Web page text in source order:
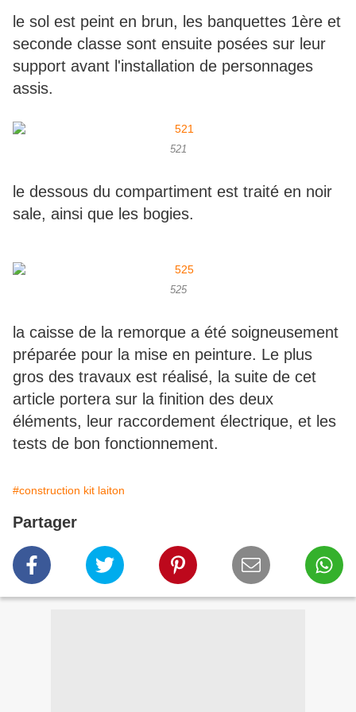
le sol est peint en brun, les banquettes 1ère et
seconde classe sont ensuite posées sur leur
support avant l'installation de personnages
assis.
521
le dessous du compartiment est traité en noir
sale, ainsi que les bogies.
525
la caisse de la remorque a été soigneusement
préparée pour la mise en peinture. Le plus
gros des travaux est réalisé, la suite de cet
article portera sur la finition des deux
éléments, leur raccordement électrique, et les
tests de bon fonctionnement.
#construction kit laiton
Partager